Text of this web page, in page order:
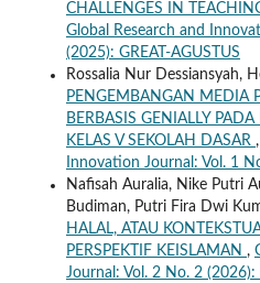
CHALLENGES IN
Global Research and
(2025): GREAT-AGUSTUS
Rossalia Nur Dessiansyah,
PENGEMBANGAN MEDIA
BERBASIS GENIALLY
KELAS V SEKOLAH DASAR ,
Innovation Journal: Vol. 1
Nafisah Auralia, Nike Putri
Budiman, Putri Fira Dwi
HALAL, ATAU
PERSPEKTIF KEISLAMAN ,
Journal: Vol. 2 No. 2 (2026):